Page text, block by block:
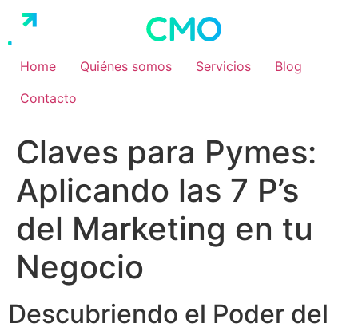
contenido
Home
Quiénes somos Servicios
Blog
Contacto
Claves para Pymes:
Aplicando las 7 P’s
del Marketing en tu
Negocio
Descubriendo el Poder del